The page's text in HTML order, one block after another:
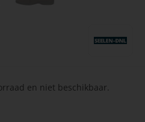
en niet beschikbaar.